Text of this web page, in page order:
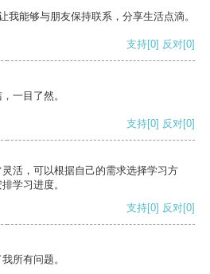
我能够与朋友保持联系，分享生活点滴。
支持[0] 反对[0]
一目了然。
支持[0] 反对[0]
活，可以根据自己的需求选择学习方
学习进度。
支持[0] 反对[0]
所有问题。